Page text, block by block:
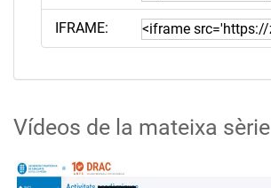
IFRAME:
Vídeos de la mateixa sèrie